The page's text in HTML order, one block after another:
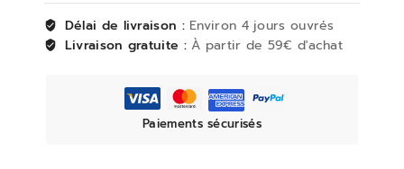
Délai de livraison : Environ 4 jours ouvrés
Livraison gratuite :À partir de 59€ d'achat
Paiements sécurisés